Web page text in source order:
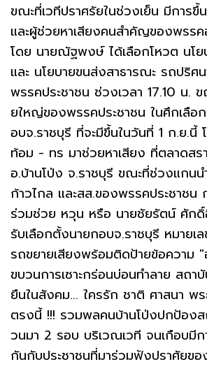
ขณะที่เวทีปราศรัยในช่วงเย็น มีการขึ้
และผู้ช่วยหาเสียงคนสำคัญของพรร
โดย นายณัฐพงษ์ ได้เลือกโหวต นโย
และ นโยบายขนส่งสาธารณะ รถปริศ
พรรคประชาชน ช่วงเวลา 17.10 น.
ยใหญ่ของพรรคประชาชน ในศึกเลือ
อบจ.ราชบุรี ที่จะมีขึ้นในวันที่ 1 ก.ย.
ท้อม - ทร มาช่วยหาเสียง ที่ตลาดสร
อ.บ้านโป่ง จ.ราชบุรี ขณะที่ช่วงแกน
ก้าวไกล และสส.ของพรรคประชาชน
ร่วมช่วย หวุน หรือ นายชัยรัตน์ ศัก
รับเลือกตั้งนายกอบจ.ราชบุรี หมายเ
รถขยายเสียงพร้อมติดป้ายข้อความ
ขบวนการเซาะกร่อนบ่อนทำลาย สถ
ยืนในสังคม... ใครรัก ชาติ ศาสนา พ
ตรงนี้ !!! รวมพลคนบ้านโป่งปกป้อง
วนมา 2 รอบ บริเวณเวที จนเกือบมีก
กันกับประชาชนที่มาร่วมฟังปราศัยขอ